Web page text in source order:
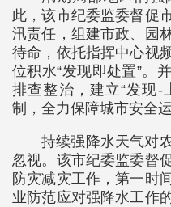
此，该市纪委监委督促
汛责任，组建市政、园
待命，依托指挥中心视
位积水“发现即处置”。
排查整治，建立“发现-
制，全力保障城市安全运
持续强降水天气对
忽视。该市纪委监委督
防灾减灾工作，第一时
业防范应对强降水工作